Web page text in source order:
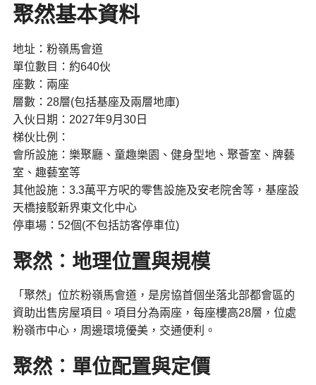
聚然基本資料
地址：粉嶺馬會道
單位數目：約640伙
座數：兩座
層數：28層(包括基座及兩層地庫)
入伙日期：2027年9月30日
梯伙比例：
會所設施：樂聚廳、童趣樂園、健身型地、聚薈室、牌藝
室、趣藝室等
其他設施：3.3萬平方呎的零售設施及安老院舍等，基座設
天橋接駁新界東文化中心
停車場：52個(不包括訪客停車位)
聚然︰地理位置與規模
「聚然」位於粉嶺馬會道，是房協首個坐落北部都會區的
資助出售房屋項目。項目分為兩座，每座樓高28層，位處
粉嶺市中心，周邊環境優美，交通便利。
聚然︰單位配置與定價